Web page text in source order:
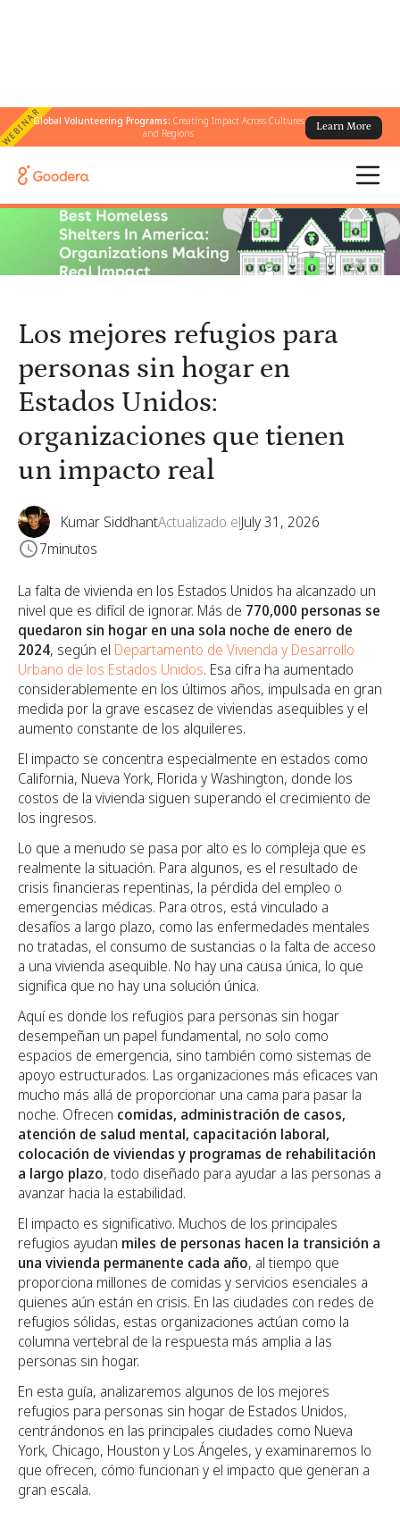
WEBINARGlobal Volunteering Programs: Creating Impact Across Cultures
and Regions
Learn More
← Todos los blogs
/
organizaciones que tienen un impacto real
Los mejores refugios para
personas sin hogar en
Estados Unidos:
organizaciones que tienen
un impacto real
Kumar SiddhantActualizado elJuly 31, 2026
7minutos
La falta de vivienda en los Estados Unidos ha alcanzado un
nivel que es difícil de ignorar. Más de 770,000 personas se
quedaron sin hogar en una sola noche de enero de
2024, según el Departamento de Vivienda y Desarrollo
Urbano de los Estados Unidos. Esa cifra ha aumentado
considerablemente en los últimos años, impulsada en gran
medida por la grave escasez de viviendas asequibles y el
aumento constante de los alquileres.
El impacto se concentra especialmente en estados como
California, Nueva York, Florida y Washington, donde los
costos de la vivienda siguen superando el crecimiento de
los ingresos.
Lo que a menudo se pasa por alto es lo compleja que es
realmente la situación. Para algunos, es el resultado de
crisis financieras repentinas, la pérdida del empleo o
emergencias médicas. Para otros, está vinculado a
desafíos a largo plazo, como las enfermedades mentales
no tratadas, el consumo de sustancias o la falta de acceso
a una vivienda asequible. No hay una causa única, lo que
significa que no hay una solución única.
Aquí es donde los refugios para personas sin hogar
desempeñan un papel fundamental, no solo como
espacios de emergencia, sino también como sistemas de
apoyo estructurados. Las organizaciones más eficaces van
mucho más allá de proporcionar una cama para pasar la
noche. Ofrecen comidas, administración de casos,
atención de salud mental, capacitación laboral,
colocación de viviendas y programas de rehabilitación
a largo plazo, todo diseñado para ayudar a las personas a
avanzar hacia la estabilidad.
El impacto es significativo. Muchos de los principales
refugios ayudan miles de personas hacen la transición a
una vivienda permanente cada año, al tiempo que
proporciona millones de comidas y servicios esenciales a
quienes aún están en crisis. En las ciudades con redes de
refugios sólidas, estas organizaciones actúan como la
columna vertebral de la respuesta más amplia a las
personas sin hogar.
En esta guía, analizaremos algunos de los mejores
refugios para personas sin hogar de Estados Unidos,
centrándonos en las principales ciudades como Nueva
York, Chicago, Houston y Los Ángeles, y examinaremos lo
que ofrecen, cómo funcionan y el impacto que generan a
gran escala.